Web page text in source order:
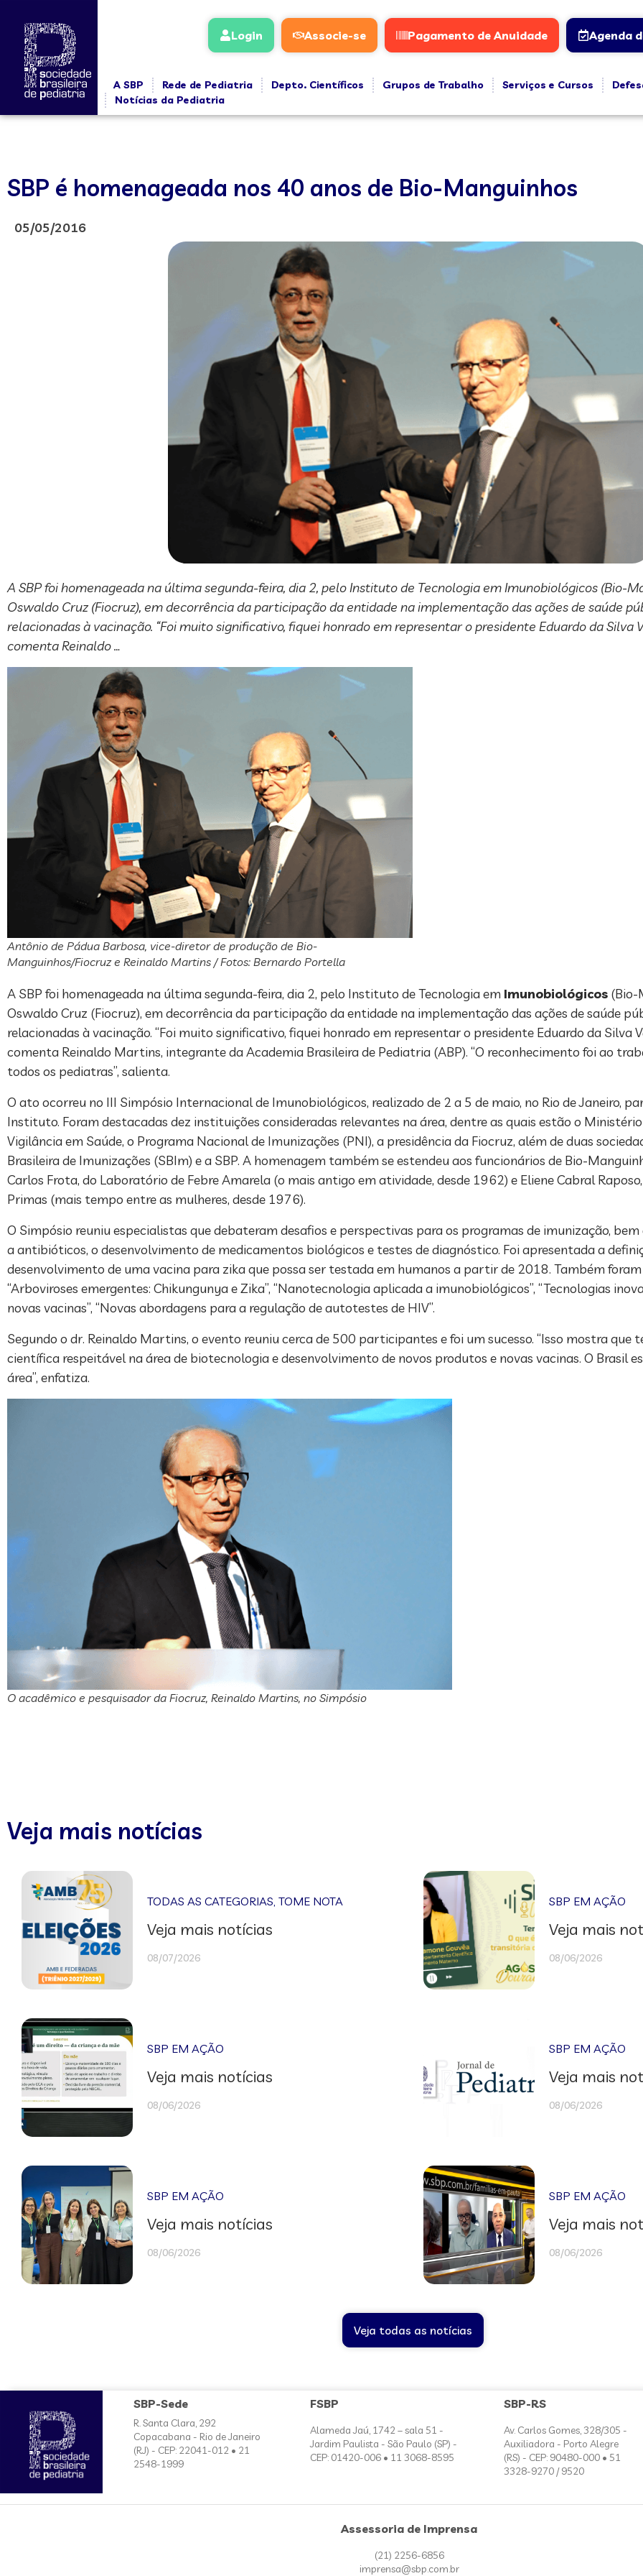
Login Associe-se Pagamento de Anuidade Agenda
A SBP Rede de Pediatria Depto. Científicos Grupos de Trabalho Serviços e Cursos
Notícias da Pediatria
SBP é homenageada nos 40 anos de Bio-Manguinhos
05/05/2016
A SBP foi homenageada na última segunda-feira, dia 2, pelo Instituto de Tecnologia em Imunobiológicos (Bio-
Oswaldo Cruz (Fiocruz), em decorrência da participação da entidade na implementação das ações de saúde
relacionadas à vacinação. “Foi muito significativo, fiquei honrado em representar o presidente Eduardo da Silva
comenta Reinaldo …
Antônio de Pádua Barbosa, vice-diretor de produção de Bio-
Manguinhos/Fiocruz e Reinaldo Martins / Fotos: Bernardo Portella
A SBP foi homenageada na última segunda-feira, dia 2, pelo Instituto de Tecnologia em Imunobiológicos (Bio-
Oswaldo Cruz (Fiocruz), em decorrência da participação da entidade na implementação das ações de saúde
relacionadas à vacinação. “Foi muito significativo, fiquei honrado em representar o presidente Eduardo da Silva
comenta Reinaldo Martins, integrante da Academia Brasileira de Pediatria (ABP). “O reconhecimento foi ao
todos os pediatras”, salienta.
O ato ocorreu no III Simpósio Internacional de Imunobiológicos, realizado de 2 a 5 de maio, no Rio de Janeiro,
Instituto. Foram destacadas dez instituições consideradas relevantes na área, dentre as quais estão o
Vigilância em Saúde, o Programa Nacional de Imunizações (PNI), a presidência da Fiocruz, além de duas
Brasileira de Imunizações (SBIm) e a SBP. A homenagem também se estendeu aos funcionários de Bio-
Carlos Frota, do Laboratório de Febre Amarela (o mais antigo em atividade, desde 1962) e Eliene Cabral
Primas (mais tempo entre as mulheres, desde 1976).
O Simpósio reuniu especialistas que debateram desafios e perspectivas para os programas de imunização,
a antibióticos, o desenvolvimento de medicamentos biológicos e testes de diagnóstico. Foi apresentada a
desenvolvimento de uma vacina para zika que possa ser testada em humanos a partir de 2018. Também
“Arboviroses emergentes: Chikungunya e Zika”, “Nanotecnologia aplicada a imunobiológicos”, “Tecnologias
novas vacinas”, “Novas abordagens para a regulação de autotestes de HIV”.
Segundo o dr. Reinaldo Martins, o evento reuniu cerca de 500 participantes e foi um sucesso. “Isso mostra que
científica respeitável na área de biotecnologia e desenvolvimento de novos produtos e novas vacinas. O Brasil
área”, enfatiza.
O acadêmico e pesquisador da Fiocruz, Reinaldo Martins, no Simpósio
Veja mais notícias
TODAS AS CATEGORIAS,TOME NOTA
Veja mais notícias
08/07/2026
SBP EM AÇÃO
Veja mais
08/06/2026
SBP EM AÇÃO
Veja mais notícias
08/06/2026
SBP EM AÇÃO
Veja mais
08/06/2026
SBP EM AÇÃO
Veja mais notícias
08/06/2026
SBP EM AÇÃO
Veja mais
08/06/2026
Veja todas as notícias
SBP-Sede
R. Santa Clara, 292
Copacabana - Rio de Janeiro
(RJ) - CEP: 22041-012 • 21
2548-1999
FSBP
Alameda Jaú, 1742 – sala 51 -
Jardim Paulista - São Paulo (SP) -
CEP: 01420-006 • 11 3068-8595
SBP-RS
Av. Carlos Gomes, 328/305 -
Auxiliadora - Porto Alegre
(RS) - CEP: 90480-000 • 51
3328-9270 / 9520
Assessoria de Imprensa
(21) 2256-6856
imprensa@sbp.com.br